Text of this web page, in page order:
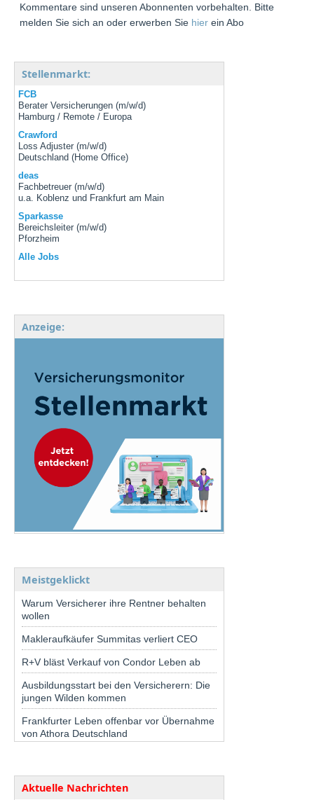
Kommentare sind unseren Abonnenten vorbehalten. Bitte
melden Sie sich an oder erwerben Sie hier ein Abo
Stellenmarkt:
FCB
Berater Versicherungen (m/w/d)
Hamburg / Remote / Europa
Crawford
Loss Adjuster (m/w/d)
Deutschland (Home Office)
deas
Fachbetreuer (m/w/d)
u.a. Koblenz und Frankfurt am Main
Sparkasse
Bereichsleiter (m/w/d)
Pforzheim
Alle Jobs
Anzeige:
Meistgeklickt
Warum Versicherer ihre Rentner behalten
wollen
Makleraufkäufer Summitas verliert CEO
R+V bläst Verkauf von Condor Leben ab
Ausbildungsstart bei den Versicherern: Die
jungen Wilden kommen
Frankfurter Leben offenbar vor Übernahme
von Athora Deutschland
Aktuelle Nachrichten